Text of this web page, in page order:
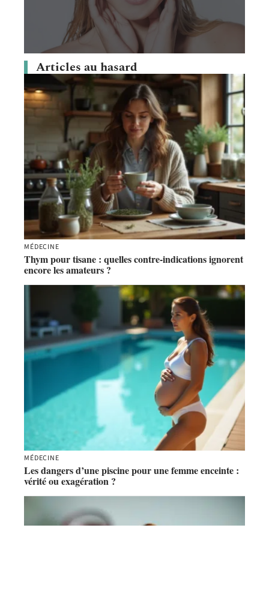
Articles au hasard
MÉDECINE
Thym pour tisane : quelles contre-indications ignorent
encore les amateurs ?
MÉDECINE
Les dangers d’une piscine pour une femme enceinte :
vérité ou exagération ?